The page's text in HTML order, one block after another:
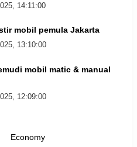
14:11:00
mobil pemula Jakarta
13:10:00
mobil matic & manual
12:09:00
Economy